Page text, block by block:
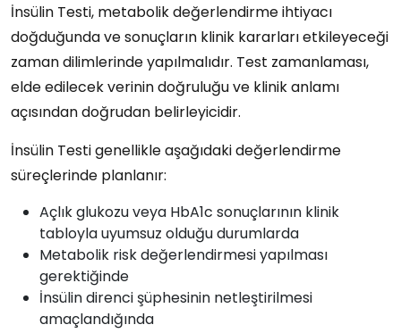
İnsülin Testi, metabolik değerlendirme ihtiyacı
doğduğunda ve sonuçların klinik kararları etkileyeceği
zaman dilimlerinde yapılmalıdır. Test zamanlaması,
elde edilecek verinin doğruluğu ve klinik anlamı
açısından doğrudan belirleyicidir.
İnsülin Testi genellikle aşağıdaki değerlendirme
süreçlerinde planlanır:
Açlık glukozu veya HbA1c sonuçlarının klinik
tabloyla uyumsuz olduğu durumlarda
Metabolik risk değerlendirmesi yapılması
gerektiğinde
İnsülin direnci şüphesinin netleştirilmesi
amaçlandığında